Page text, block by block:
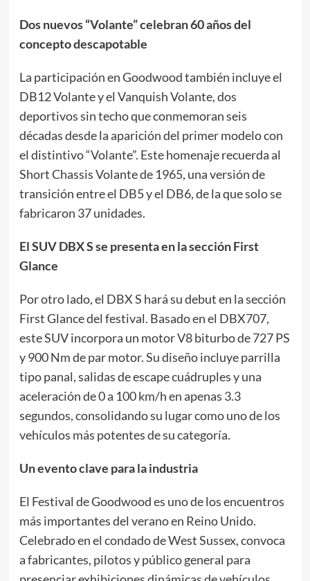
Dos nuevos “Volante” celebran 60 años del
concepto descapotable
La participación en Goodwood también incluye el
DB12 Volante y el Vanquish Volante, dos
deportivos sin techo que conmemoran seis
décadas desde la aparición del primer modelo con
el distintivo “Volante”. Este homenaje recuerda al
Short Chassis Volante de 1965, una versión de
transición entre el DB5 y el DB6, de la que solo se
fabricaron 37 unidades.
El SUV DBX S se presenta en la sección First
Glance
Por otro lado, el DBX S hará su debut en la sección
First Glance del festival. Basado en el DBX707,
este SUV incorpora un motor V8 biturbo de 727 PS
y 900 Nm de par motor. Su diseño incluye parrilla
tipo panal, salidas de escape cuádruples y una
aceleración de 0 a 100 km/h en apenas 3.3
segundos, consolidando su lugar como uno de los
vehículos más potentes de su categoría.
Un evento clave para la industria
El Festival de Goodwood es uno de los encuentros
más importantes del verano en Reino Unido.
Celebrado en el condado de West Sussex, convoca
a fabricantes, pilotos y público general para